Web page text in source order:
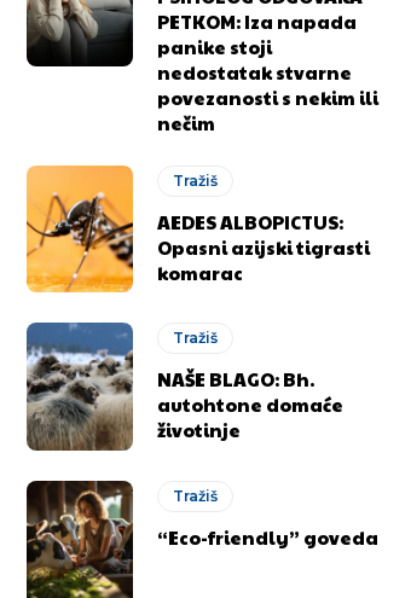
PETKOM: Iza napada
panike stoji
nedostatak stvarne
povezanosti s nekim ili
nečim
Tražiš
AEDES ALBOPICTUS:
Opasni azijski tigrasti
komarac
Tražiš
NAŠE BLAGO: Bh.
autohtone domaće
životinje
Tražiš
“Eco-friendly” goveda